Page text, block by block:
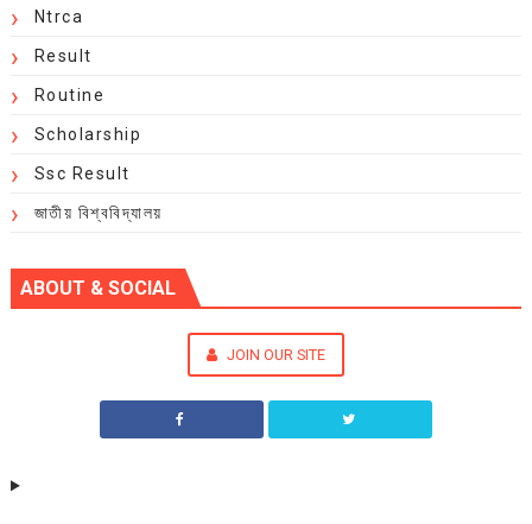
Ntrca
Result
Routine
Scholarship
Ssc Result
জাতীয় বিশ্ববিদ্যালয়
ABOUT & SOCIAL
JOIN OUR SITE